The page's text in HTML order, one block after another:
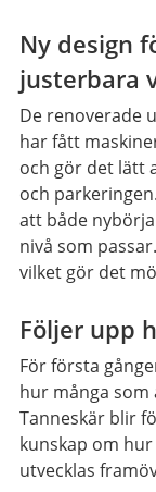
Ny design
justerbara
De renoverade
har fått
och gör det lätt
och
att både
nivå som
vilket gör det
Följer upp
För första
hur många som
Tanneskär blir
kunskap om
utvecklas